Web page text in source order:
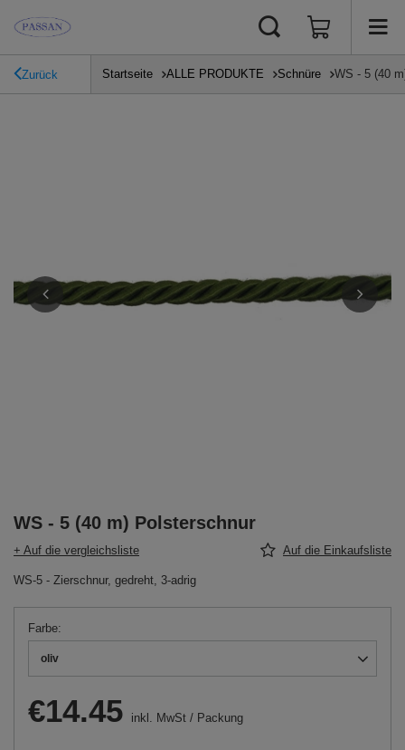
Zurück Startseite ALLE PRODUKTE Schnüre WS - 5 (40
WS - 5 (40 m) Polsterschnur
+ Auf die vergleichsliste Auf die Einkaufsliste
WS-5 - Zierschnur, gedreht, 3-adrig
Farbe
oliv
€14.45 inkl. MwSt / Packung